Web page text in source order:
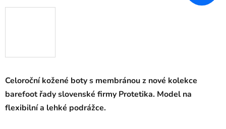
Celoroční kožené botys membránou z nové kolekce
barefoot řady slovenské firmy Protetika. Model na
flexibilní a lehké podrážce.